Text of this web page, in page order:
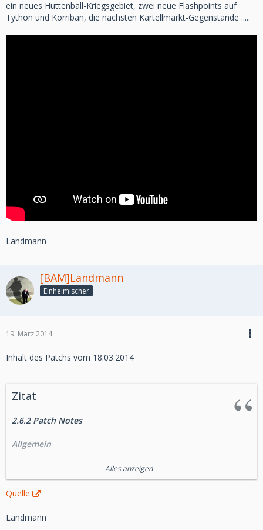
ein neues Huttenball-Kriegsgebiet, zwei neue Flashpoints auf
Tython und Korriban, die nächsten Kartellmarkt-Gegenstände .....
Landmann
[BAM]Landmann
Einheimischer
19. März 2014
Inhalt des Patchs vom 18.03.2014
Zitat
2.6.2 Patch Notes
Allgemein
Spieler, die die Datacrons auf Makeb vor 2.6.1 aktiviert
haben, erhalten nun rückwirkend die entsprechenden
Kodex-Einträge.
Alles anzeigen
Quelle
Landmann